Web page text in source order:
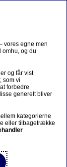
er
investerer
og kemiske
eller
vores egne men
omhu, og du
og får vist
som vi
forbedre
generelt bliver
kategorierne
eller tilbagetrække